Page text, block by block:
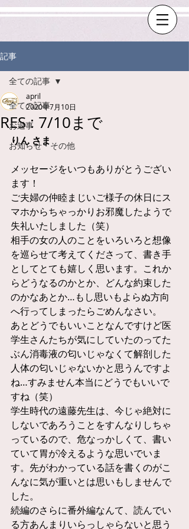
記事
全ての記事
お返事
お知らせ・その他
全ての記事
RES : 7/10まで
april
2020年7月10日
りん さま
メッセージをいつもありがとうござい
ます！
ご夫婦の仲睦まじいご様子の休日にス
マホからちゃっかりお邪魔したようで
失礼いたしました（笑）
相手の女の人のことをいろいろと想像
を巡らせて考えてくださって、書き手
としてとても嬉しく思います。これか
らどうなるのかとか、どんな約束した
のかなあとか…もし思いもよらぬ方向
へ行ってしまったらごめんなさい。
あとどうでもいいことなんですけど医
学生さんたちが気にしていたのってた
ぶん消毒液の匂いじゃなくて解剖した
人体の匂いじゃないかと思うんですよ
ね…すみません本当にどうでもいいで
すね（笑）
学生時代の遠藤先生は、今じゃ絶対に
しないであろうことをすんなりしちゃ
っているので、危なっかしくて、書い
ていて胃が冷えるような思いでいま
す。先がわかっている話を書くのがこ
んなに気が重いとは思いもしませんで
した。
続編のさらに番外編なんて、読んでい
る方あんまりいらっしゃらないと思う